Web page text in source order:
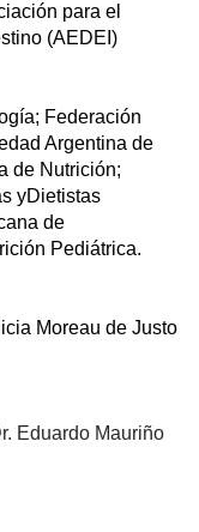
para el
(AEDEI)
Federación
Argentina de
de Nutrición;
yDietistas
de
Pediátrica.
Moreau de Justo
Eduardo Mauriño